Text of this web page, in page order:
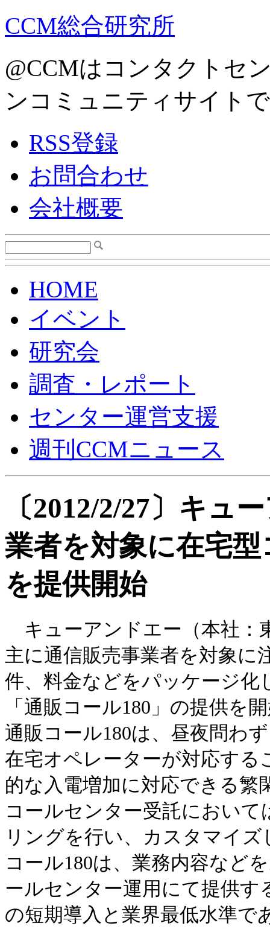
CCM総合研究所
@CCMはコンタクトセ
ンコミュニティサイト
RSS登録
お問合わせ
会社概要
HOME
イベント
研究会
調査・レポート
センター運営支援
週刊CCMニュース
〔2012/2/27〕キュ
業者を対象に在宅
を提供開始
キューアンドエー（本社：
主に通信販売事業者を対象に
件、料金などをパッケージ
「通販コール180」の提供を
通販コール180は、昼夜問わ
在宅オペレーターが対応する
的な入電増加に対応できる繁
コールセンター受託におい
リングを行い、カスタマイ
コール180は、業務内容など
ールセンター運用にて提供
の短期導入と業界最低水準で